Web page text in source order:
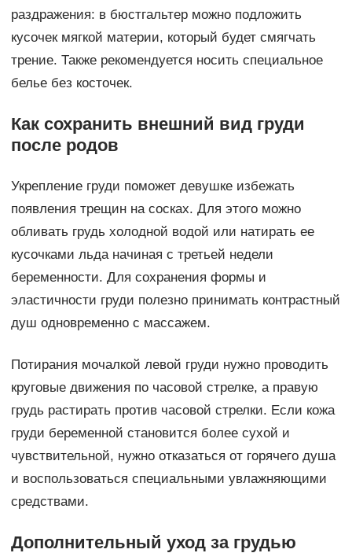
раздражения: в бюстгальтер можно подложить
кусочек мягкой материи, который будет смягчать
трение. Также рекомендуется носить специальное
белье без косточек.
Как сохранить внешний вид груди
после родов
Укрепление груди поможет девушке избежать
появления трещин на сосках. Для этого можно
обливать грудь холодной водой или натирать ее
кусочками льда начиная с третьей недели
беременности. Для сохранения формы и
эластичности груди полезно принимать контрастный
душ одновременно с массажем.
Потирания мочалкой левой груди нужно проводить
круговые движения по часовой стрелке, а правую
грудь растирать против часовой стрелки. Если кожа
груди беременной становится более сухой и
чувствительной, нужно отказаться от горячего душа
и воспользоваться специальными увлажняющими
средствами.
Дополнительный уход за грудью